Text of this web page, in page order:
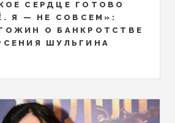
СЕРДЦЕ ГОТОВО
Я — НЕ СОВСЕМ»:
О БАНКРОТСТВЕ
ШУЛЬГИНА